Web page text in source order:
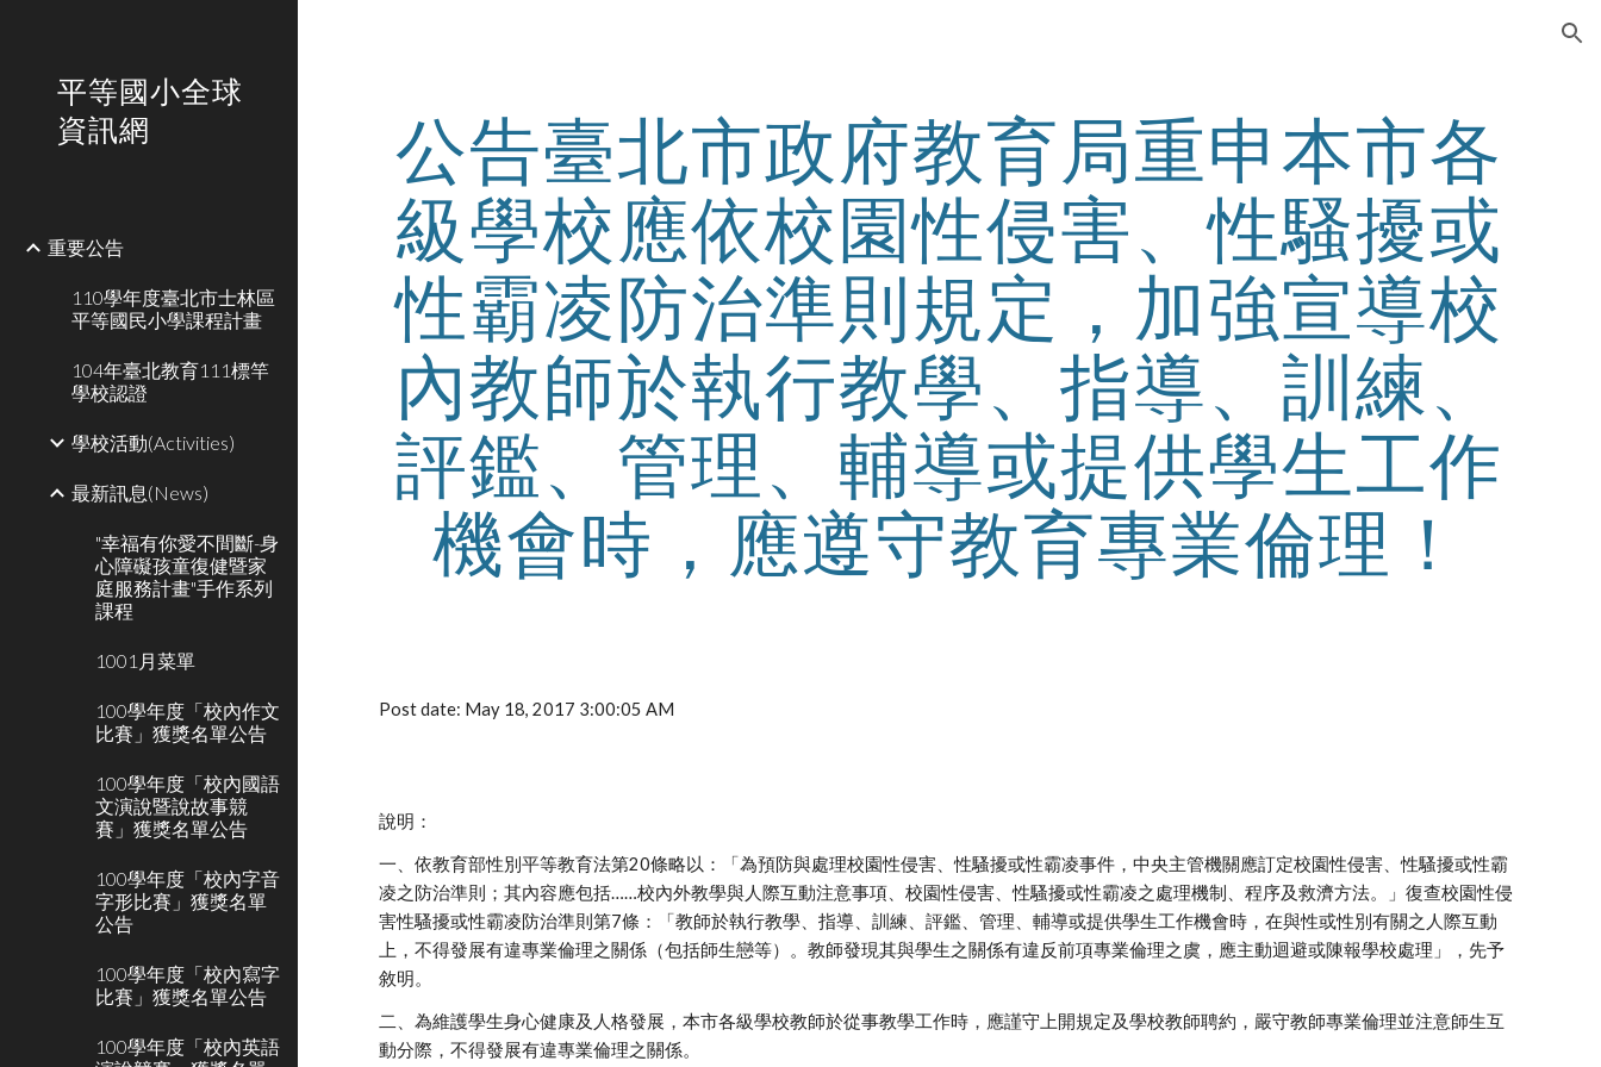
平等國小全球
資訊網
重要公告
110學年度臺北市士林區
平等國民小學課程計畫
104年臺北教育111標竿
學校認證
學校活動(Activities)
最新訊息(News)
"幸福有你愛不間斷-身
心障礙孩童復健暨家
庭服務計畫"手作系列
課程
1001月菜單
100學年度「校內作文
比賽」獲獎名單公告
100學年度「校內國語
文演說暨說故事競
賽」獲獎名單公告
100學年度「校內字音
字形比賽」獲獎名單
公告
100學年度「校內寫字
比賽」獲獎名單公告
100學年度「校內英語
公告臺北市政府教育局重申本市各
級學校應依校園性侵害、性騷擾或
性霸凌防治準則規定，加強宣導校
內教師於執行教學、指導、訓練、
評鑑、管理、輔導或提供學生工作
機會時，應遵守教育專業倫理！
Post date: May 18, 2017 3:00:05 AM
說明：
一、依教育部性別平等教育法第20條略以：「為預防與處理校園性侵害、性騷擾或性霸凌事件，中央主管機關應訂定校園性侵害、性騷擾或性霸
凌之防治準則；其內容應包括……校內外教學與人際互動注意事項、校園性侵害、性騷擾或性霸凌之處理機制、程序及救濟方法。」復查校園性侵
害性騷擾或性霸凌防治準則第7條：「教師於執行教學、指導、訓練、評鑑、管理、輔導或提供學生工作機會時，在與性或性別有關之人際互動
上，不得發展有違專業倫理之關係（包括師生戀等）。教師發現其與學生之關係有違反前項專業倫理之虞，應主動迴避或陳報學校處理」，先予
敘明。
二、為維護學生身心健康及人格發展，本市各級學校教師於從事教學工作時，應謹守上開規定及學校教師聘約，嚴守教師專業倫理並注意師生互
動分際，不得發展有違專業倫理之關係。